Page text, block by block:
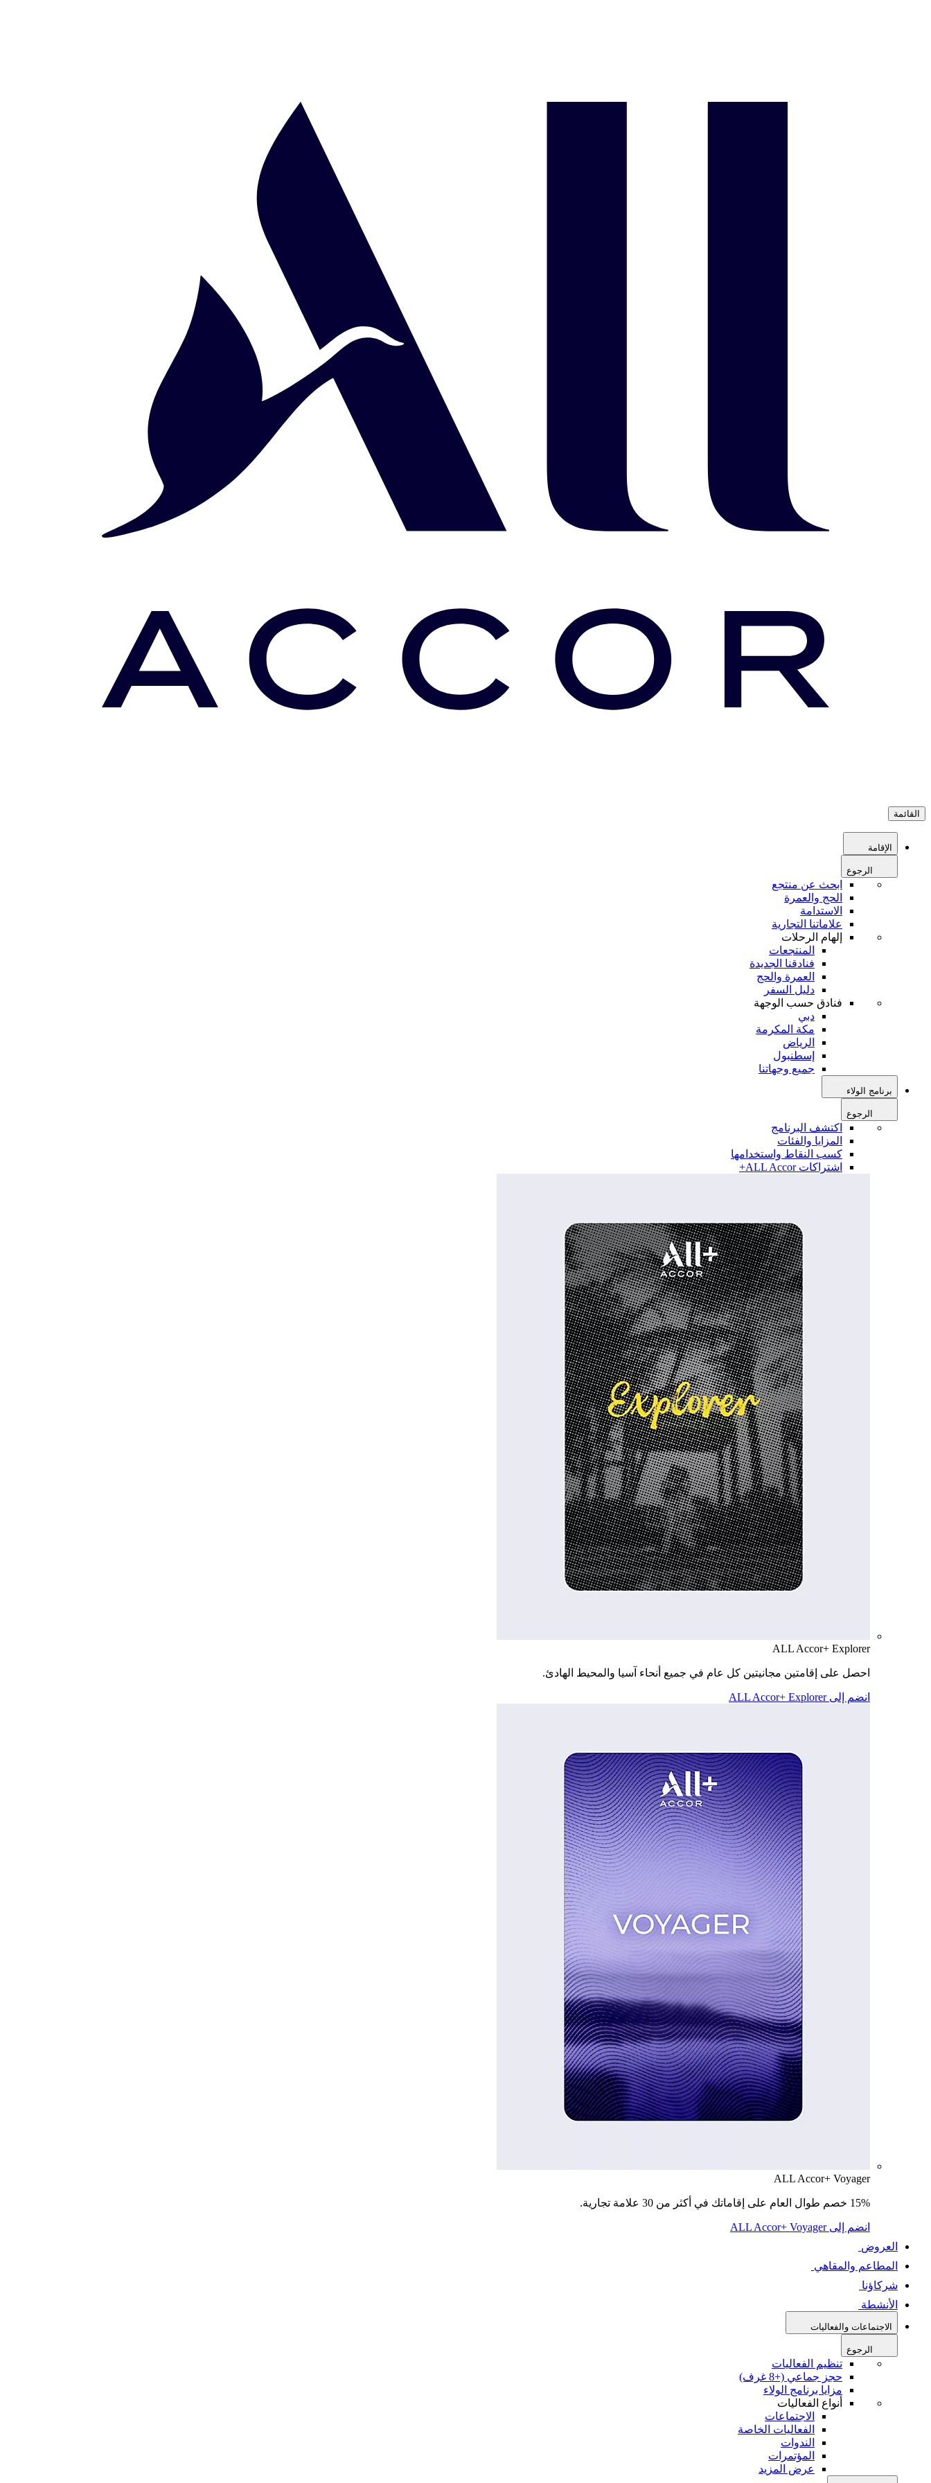
القائمة
الإقامة
الرجوع
ابحث عن منتجع
الحج والعمرة
الاستدامة
علاماتنا التجارية
إلهام الرحلات
المنتجعات
فنادقنا الجديدة
العمرة والحج
دليل السفر
فنادق حسب الوجهة
دبي
مكة المكرمة
الرياض
إسطنبول
جميع وجهاتنا
برنامج الولاء
الرجوع
اكتشف البرنامج
المزايا والفئات
كسب النقاط واستخدامها
اشتراكات ALL Accor+
ALL Accor+ Explorer
احصل على إقامتين مجانيتين كل عام في جميع أنحاء آسيا والمحيط الهادئ.
انضم إلى ALL Accor+ Explorer
ALL Accor+ Voyager
15% خصم طوال العام على إقاماتك في أكثر من 30 علامة تجارية.
انضم إلى ALL Accor+ Voyager
العروض
المطاعم والمقاهي
شركاؤنا
الأنشطة
الاجتماعات والفعاليات
الرجوع
تنظيم الفعاليات
حجز جماعي (+8 غرف)
مزايا برنامج الولاء
أنواع الفعاليات
الاجتماعات
الفعاليات الخاصة
الندوات
المؤتمرات
عرض المزيد